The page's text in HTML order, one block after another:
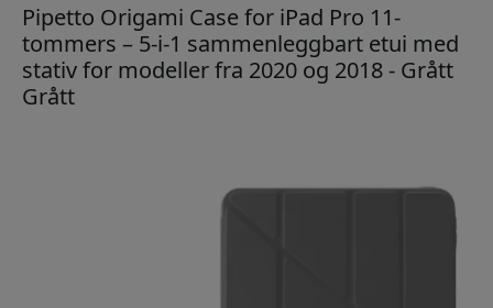
Pipetto Origami Case for iPad Pro 11-
tommers – 5-i-1 sammenleggbart etui med
stativ for modeller fra 2020 og 2018 - Grått
Grått